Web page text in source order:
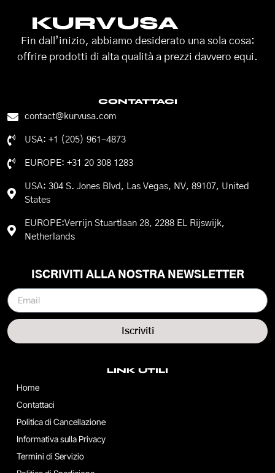
KURVUSA
Fin dall’inizio, abbiamo desiderato una sola cosa:
offrire prodotti di alta qualità a prezzi davvero equi.
CONTATTACI
contact@kurvusa.com
USA: +1 (205) 961-4873
EUROPE: +31 20 308 1283
USA: 304 S. Jones Blvd, Las Vegas, NV, 89107, United
States
EUROPE:Verrijn Stuartlaan 28, 2288 EL Rijswijk,
Netherlands
LINK UTILI
Home
Contattaci
Politica di Cancellazione
Informativa sulla Privacy
Termini di Servizio
ISCRIVITI ALLA NOSTRA NEWSLETTER
Iscriviti